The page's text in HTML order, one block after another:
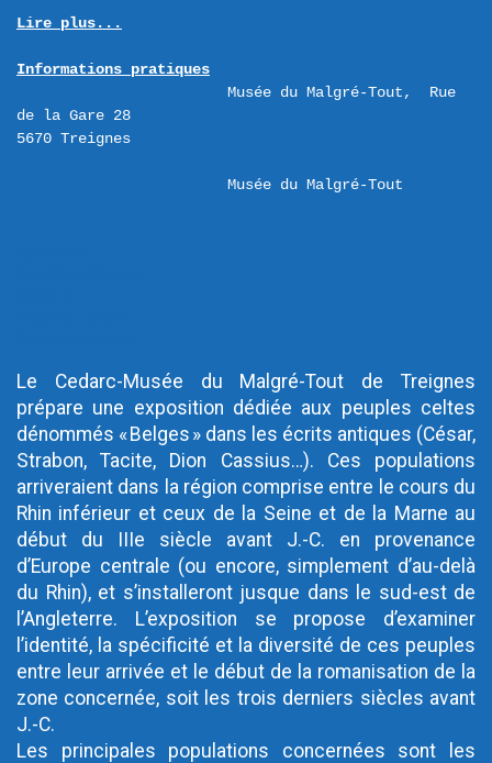
Lire plus...
Informations pratiques
Musée du Malgré-Tout,  Rue
de la Gare 28
Musée du Malgré-Tout
Le Cedarc-Musée du Malgré-Tout de Treignes
prépare une exposition dédiée aux peuples celtes
dénommés « Belges » dans les écrits antiques (César,
Strabon, Tacite, Dion Cassius…). Ces populations
arriveraient dans la région comprise entre le cours du
Rhin inférieur et ceux de la Seine et de la Marne au
début du IIIe siècle avant J.-C. en provenance
d’Europe centrale (ou encore, simplement d’au-delà
du Rhin), et s’installeront jusque dans le sud-est de
l’Angleterre. L’exposition se propose d’examiner
l’identité, la spécificité et la diversité de ces peuples
entre leur arrivée et le début de la romanisation de la
zone concernée, soit les trois derniers siècles avant
J.-C.
Les principales populations concernées sont les